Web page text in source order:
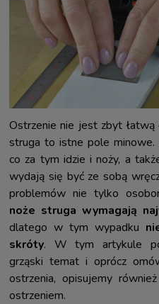
Ostrzenie nie jest zbyt łatwą
struga to istne pole minowe.
co za tym idzie i noży, a
wydają się być ze sobą
problemów nie tylko
noże struga wymagają
dlatego w tym wypadku
skróty. W tym artykule
grząski temat i oprócz
ostrzenia, opisujemy
ostrzeniem.